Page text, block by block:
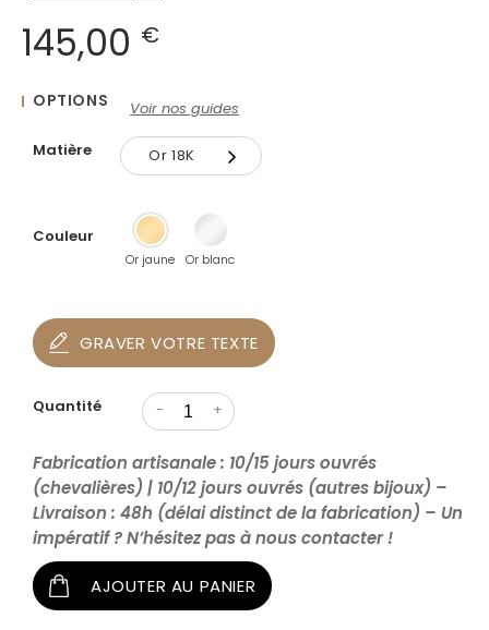
145,00 €
OPTIONS
Voir nos guides
Matière
Or 18K
Or 9K
Couleur
Or jaune Or blanc
GRAVER VOTRE TEXTE
Quantité - +
Fabrication artisanale : 10/15 jours ouvrés
(chevalières) | 10/12 jours ouvrés (autres bijoux) –
Livraison : 48h (délai distinct de la fabrication) – Un
impératif ? N’hésitez pas à nous contacter !
AJOUTER AU PANIER